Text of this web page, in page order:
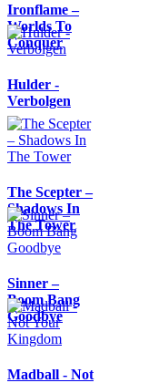
Ironflame –
Worlds To
Conquer
Hulder -
Verbolgen
The Scepter –
Shadows In
The Tower
Sinner –
Boom Bang
Goodbye
Madball - Not